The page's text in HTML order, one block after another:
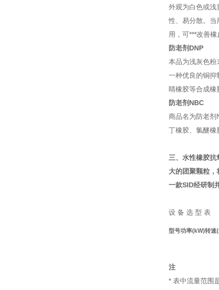
外观为白色或
性、易分散。当
用，可***改善
防老剂DNP
本品为浅灰色
一种优良的铜抑
睛橡胶等合成
防老剂NBC
商品名为防老
丁橡胶、氯醚橡
三、 水性橡胶抗
大的团聚颗粒
一款SID经研制
设 备 选 型 表
型号功率(kW)转速
注
* 表中流量范围